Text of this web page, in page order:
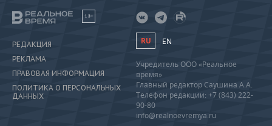
18+
РЕДАКЦИЯ
РЕКЛАМА
ПРАВОВАЯ ИНФОРМАЦИЯ
ПОЛИТИКА О ПЕРСОНАЛЬНЫХ
ДАННЫХ
RU EN
Учредитель ООО «Реальное
время»
Главный редактор Саушина А.А.
Телефон редакции: +7 (843) 222-
90-80
info@realnoevremya.ru